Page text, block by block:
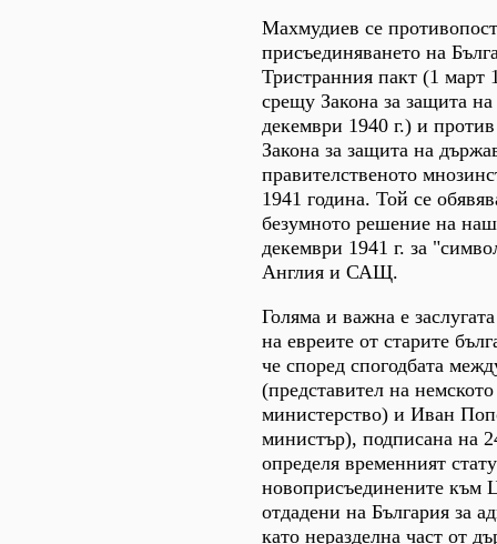
Махмудиев се
присъединяването на
Тристранния пакт (1 март
срещу Закона за защита
декември 1940 г.) и
Закона за защита на
правителственото
1941 година. Той се
безумното решение на
декември 1941 г. за
Англия и САЩ.
Голяма и важна е
на евреите от старите
че според спогодбата
(представител на
министерство) и Иван
министър), подписана на
определя временният
новоприсъединените към
отдадени на България за
като неразделна част от